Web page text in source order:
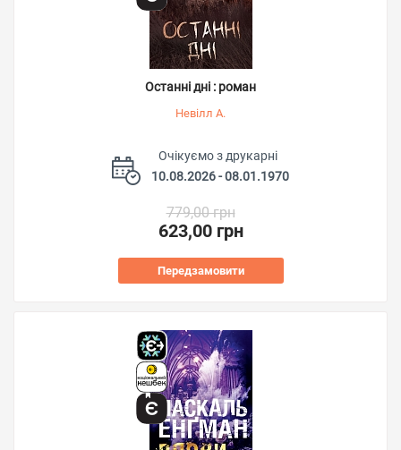
Останні дні : роман
Невілл А.
Очікуємо з друкарні
10.08.2026 - 08.01.1970
779,00 грн
623,00 грн
Передзамовити